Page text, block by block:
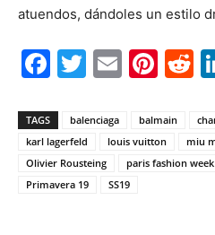
atuendos, dándoles un estilo
Facebook
Twitter
Email
TAGS balenciaga balmain
karl lagerfeld
louis vuitton miu
Olivier Rousteing
paris fashion week
Primavera 19
SS19